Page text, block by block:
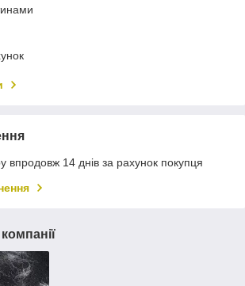
впродовж 14 днів за рахунок покупця